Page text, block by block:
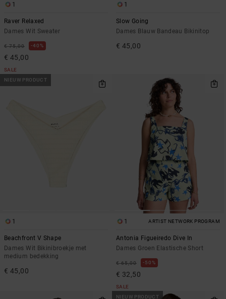
1
Raver Relaxed
Dames Wit Sweater
€ 75,00 40%
€ 45,00
SALE
1
Slow Going
Dames Blauw Bandeau Bikinitop
€ 45,00
NIEUW PRODUCT
1
Beachfront V Shape
Dames Wit Bikinibroekje met
medium bedekking
€ 45,00
1 ARTIST NETWORK PROGRAM
Antonia Figueiredo Dive In
Dames Groen Elastische Short
€ 65,00 50%
€ 32,50
SALE
NIEUW PRODUCT